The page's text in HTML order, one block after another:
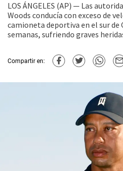
LOS ÁNGELES (AP) — Las
Woods conducía con exceso de
camioneta deportiva en el sur de
semanas, sufriendo graves
Compartir en: